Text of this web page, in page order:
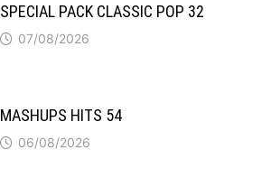
SPECIAL PACK CLASSIC POP 32
07/08/2026
MASHUPS HITS 54
06/08/2026